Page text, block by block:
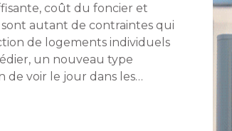
coût du foncier et
autant de contraintes qui
de logements individuels
un nouveau type
de voir le jour dans les